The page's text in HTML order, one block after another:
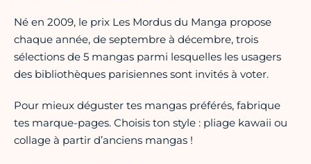
Né en 2009, le prix Les Mordus du Manga propose
chaque année, de septembre à décembre, trois
sélections de 5 mangas parmi lesquelles les usagers
des bibliothèques parisiennes sont invités à voter.
Pour mieux déguster tes mangas préférés, fabrique
tes marque-pages. Choisis ton style : pliage kawaii ou
collage à partir d’anciens mangas !